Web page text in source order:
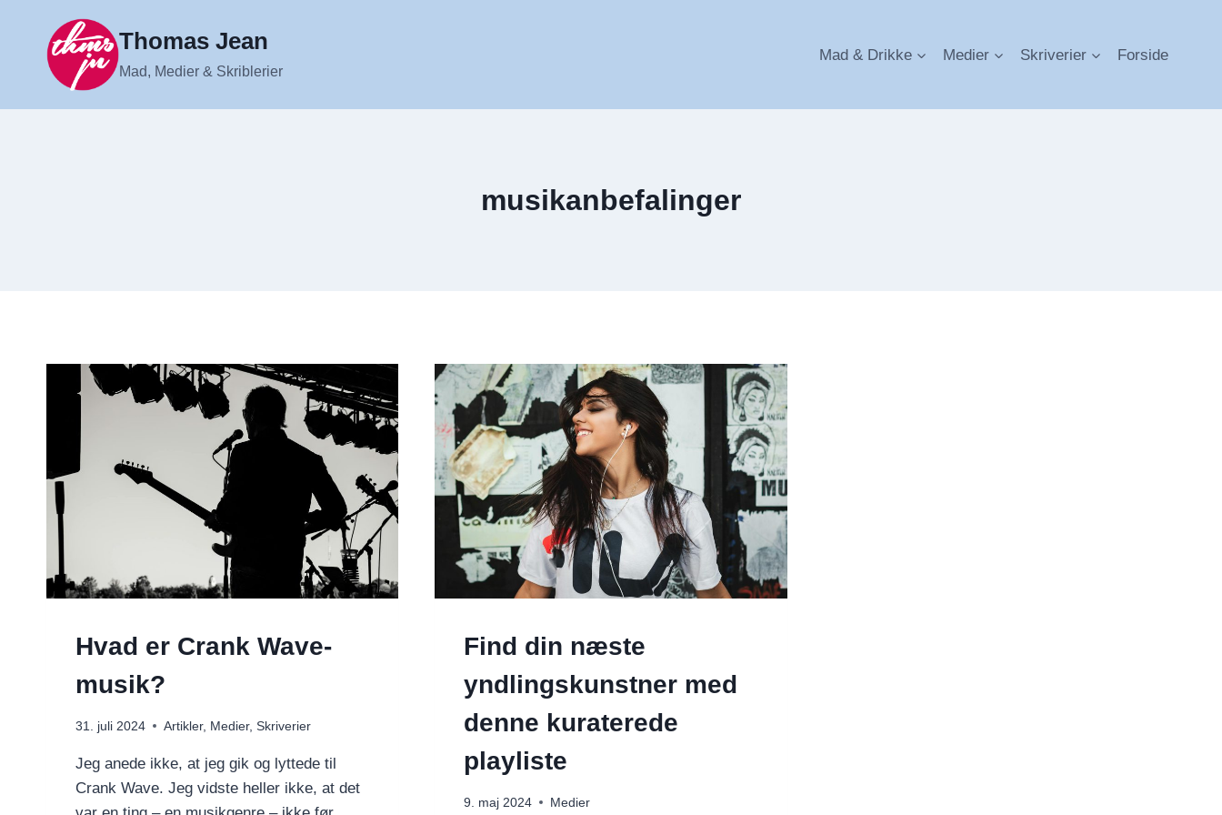
indhold
Thomas Jean
Mad, Medier & Skriblerier
Mad & Drikke Medier Skriverier Forside
musikanbefalinger
Hvad er Crank Wave-
musik?
31. juli 2024 Artikler, Medier, Skriverier
Jeg anede ikke, at jeg gik og lyttede til
Crank Wave. Jeg vidste heller ikke, at det
Find din næste
yndlingskunstner med
denne kuraterede
playliste
9. maj 2024 Medier